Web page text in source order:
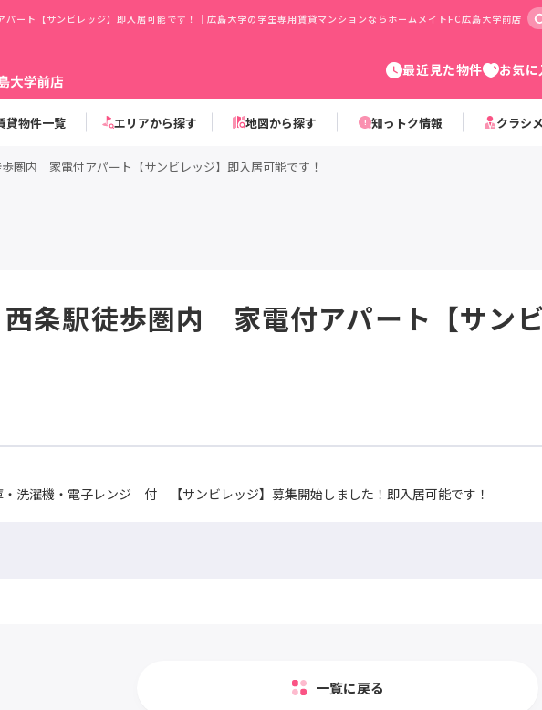
ート【サンビレッジ】即入居可能です！｜広島大学の学生専用賃貸マンションならホームメイトFC広島大学前店
最近見た物件 お気
貸物件一覧 エリアから探す 地図から探す 知っトク情報 クラシ
圏内 家電付アパート【サンビレッジ】即入居可能です！
条駅徒歩圏内 家電付アパート【サン
洗濯機・電子レンジ 付 【サンビレッジ】募集開始しました！即入居可能です！
一覧に戻る